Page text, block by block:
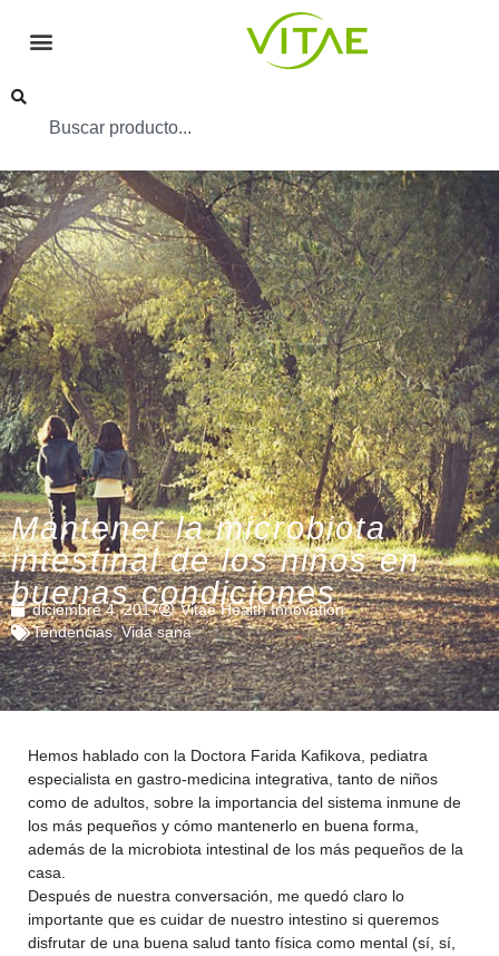
Mantener la microbiota
intestinal de los niños en
buenas condiciones
diciembre 4, 2017
Vitae Health Innovation
Tendencias,Vida sana
Hemos hablado con la Doctora Farida Kafikova, pediatra
especialista en gastro-medicina integrativa, tanto de niños
como de adultos, sobre la importancia del sistema inmune de
los más pequeños y cómo mantenerlo en buena forma,
además de la microbiota intestinal de los más pequeños de la
casa.
Después de nuestra conversación, me quedó claro lo
importante que es cuidar de nuestro intestino si queremos
disfrutar de una buena salud tanto física como mental (sí, sí,